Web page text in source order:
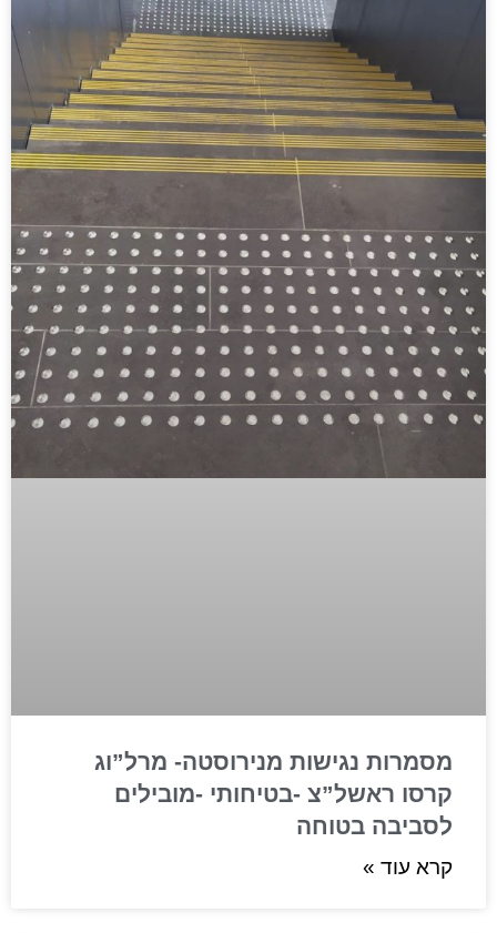
מסמרות נגישות מנירוסטה- מרל”וג
קרסו ראשל”צ -בטיחותי -מובילים
לסביבה בטוחה
קרא עוד »